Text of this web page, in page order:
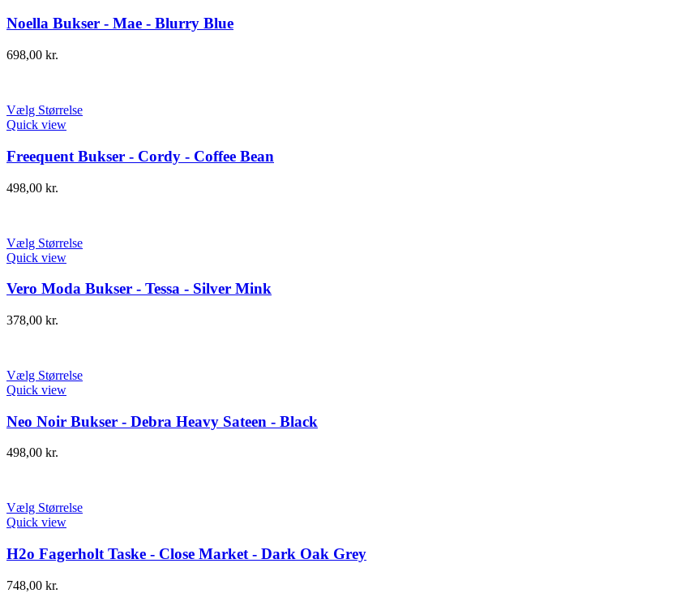
Noella Bukser - Mae - Blurry Blue
698,00 kr.
Vælg Størrelse
Quick view
Freequent Bukser - Cordy - Coffee Bean
498,00 kr.
Vælg Størrelse
Quick view
Vero Moda Bukser - Tessa - Silver Mink
378,00 kr.
Vælg Størrelse
Quick view
Neo Noir Bukser - Debra Heavy Sateen - Black
498,00 kr.
Vælg Størrelse
Quick view
H2o Fagerholt Taske - Close Market - Dark Oak Grey
748,00 kr.